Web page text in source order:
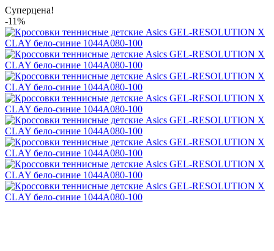
Суперцена!
-11%